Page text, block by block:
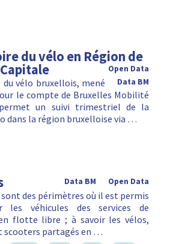
du vélo en Région de
Open Data
Data BM
du vélo bruxellois, mené
le compte de Bruxelles Mobilité
un suivi trimestriel de la
dans la région bruxelloise via …
Open Data
Data BM
des périmètres où il est permis
les véhicules des services de
flotte libre ; à savoir les vélos,
partagés en …